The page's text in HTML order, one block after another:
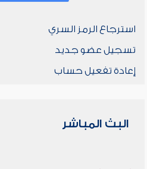
استرجاع الرمز السري
تسجيل عضو جديد
إعادة تفعيل حساب
البث المباشر